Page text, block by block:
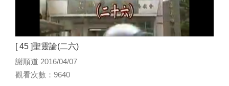
[ 45 ]聖靈論(二六)
謝順道 2016/04/07
觀看次數：9640